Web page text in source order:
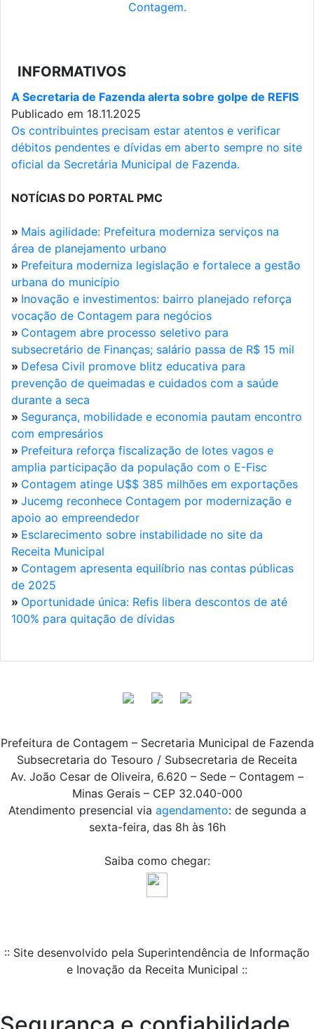
Contagem.
INFORMATIVOS
A Secretaria de Fazenda alerta sobre golpe de REFIS
Publicado em 18.11.2025
Os contribuintes precisam estar atentos e verificar
débitos pendentes e dívidas em aberto sempre no site
oficial da Secretária Municipal de Fazenda.
NOTÍCIAS DO PORTAL PMC
» Mais agilidade: Prefeitura moderniza serviços na
área de planejamento urbano
» Prefeitura moderniza legislação e fortalece a gestão
urbana do município
» Inovação e investimentos: bairro planejado reforça
vocação de Contagem para negócios
» Contagem abre processo seletivo para
subsecretário de Finanças; salário passa de R$ 15 mil
» Defesa Civil promove blitz educativa para
prevenção de queimadas e cuidados com a saúde
durante a seca
» Segurança, mobilidade e economia pautam encontro
com empresários
» Prefeitura reforça fiscalização de lotes vagos e
amplia participação da população com o E-Fisc
» Contagem atinge U$$ 385 milhões em exportações
» Jucemg reconhece Contagem por modernização e
apoio ao empreendedor
» Esclarecimento sobre instabilidade no site da
Receita Municipal
» Contagem apresenta equilíbrio nas contas públicas
de 2025
» Oportunidade única: Refis libera descontos de até
100% para quitação de dívidas
Prefeitura de Contagem – Secretaria Municipal de Fazenda
Subsecretaria do Tesouro / Subsecretaria de Receita
Av. João Cesar de Oliveira, 6.620 – Sede – Contagem –
Minas Gerais – CEP 32.040-000
Atendimento presencial via agendamento: de segunda a
sexta-feira, das 8h às 16h
Saiba como chegar:
:: Site desenvolvido pela Superintendência de Informação
e Inovação da Receita Municipal ::